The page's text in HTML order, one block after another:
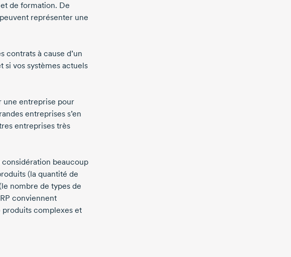
de formation. De
représenter une
contrats à cause d’un
si vos systèmes actuels
une entreprise pour
entreprises s’en
entreprises très
beaucoup
(la quantité de
nombre de types de
conviennent
produits complexes et